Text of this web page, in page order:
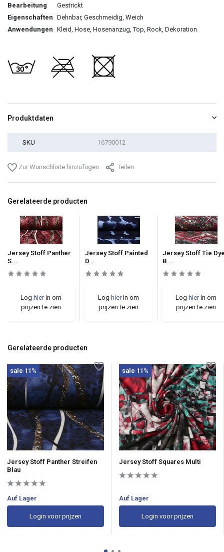
Bearbeitung
Gestrickt
Eigenschaften Dehnbar, Geschmeidig, Weich
Anwendungen Kleid, Hose, Hosenanzug, Top, Rock, Dekoration
Produktdaten
SKU 16790012
Zur Wunschliste hinzufügen Teilen
Gerelateerde producten
Jersey Stoff Panther
S...
Log hierin om
prijzen te zien
Jersey Stoff Painted
D...
Log hierin om
prijzen te zien
Jersey Stoff Tie
B...
Log hierin om
prijzen te zien
Gerelateerde producten
sale 11%
Jersey Stoff Panther Streifen
Blau
Auf Lager
Login voor prijzen
sale 11%
Jersey Stoff Squares Multi
Auf Lager
Login voor prijzen